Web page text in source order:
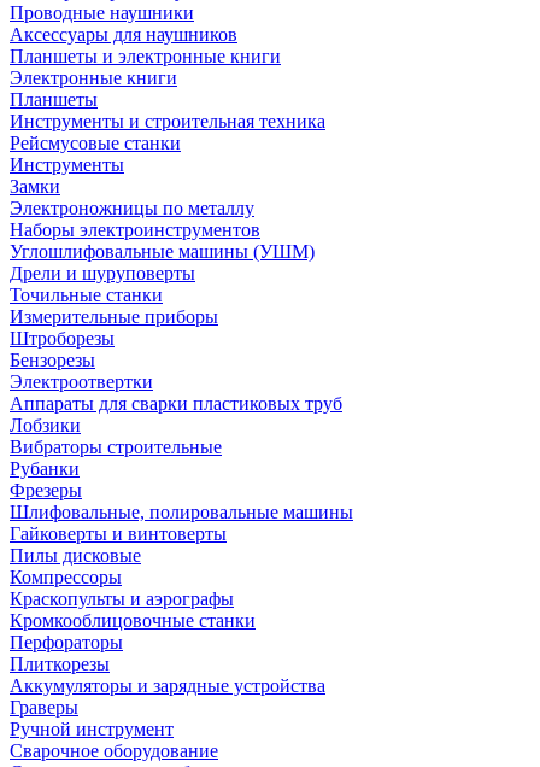
Проводные наушники
Аксессуары для наушников
Планшеты и электронные книги
Электронные книги
Планшеты
Инструменты и строительная техника
Рейсмусовые станки
Инструменты
Замки
Электроножницы по металлу
Наборы электроинструментов
Углошлифовальные машины (УШМ)
Дрели и шуруповерты
Точильные станки
Измерительные приборы
Штроборезы
Бензорезы
Электроотвертки
Аппараты для сварки пластиковых труб
Лобзики
Вибраторы строительные
Рубанки
Фрезеры
Шлифовальные, полировальные машины
Гайковерты и винтоверты
Пилы дисковые
Компрессоры
Краскопульты и аэрографы
Кромкооблицовочные станки
Перфораторы
Плиткорезы
Аккумуляторы и зарядные устройства
Граверы
Ручной инструмент
Сварочное оборудование